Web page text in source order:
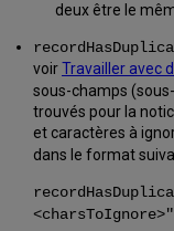
deux être le
voirTravailler avec
sous-champs
trouvés pour la
et caractères à
dans le format
<charsToIgnore>"